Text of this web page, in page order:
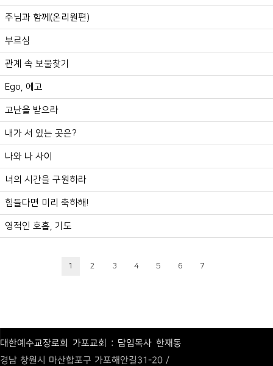
주님과 함께(온리원편)
부르심
관계 속 보물찾기
Ego, 에고
고난을 받으라
내가 서 있는 곳은?
나와 나 사이
너의 시간을 구원하라
힘들다면 미리 축하해!
영적인 호흡, 기도
1 2 3 4 5 6 7
대한예수교장로회 가포교회 : 담임목사 한재동
경남 창원시 마산합포구 가포해안길31-20 /